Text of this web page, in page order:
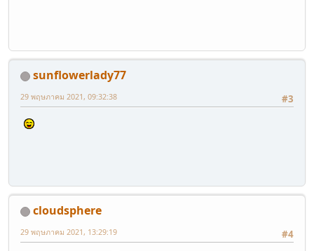
sunflowerlady77
#3
29 พฤษภาคม 2021, 09:32:38
cloudsphere
#4
29 พฤษภาคม 2021, 13:29:19